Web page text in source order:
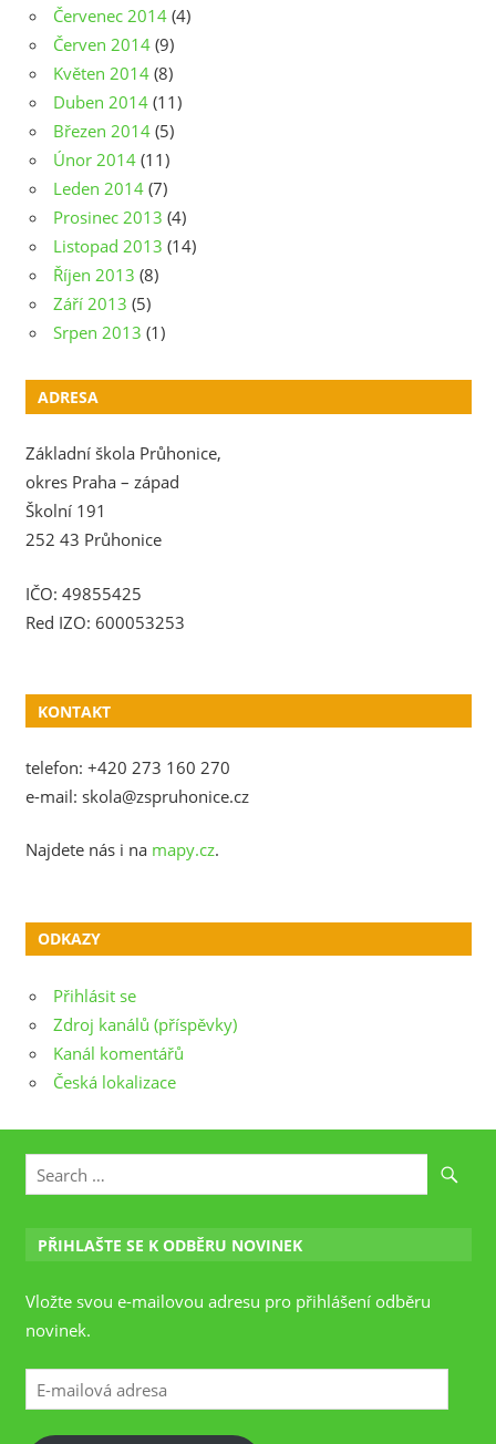
Červenec 2014 (4)
Červen 2014 (9)
Květen 2014 (8)
Duben 2014 (11)
Březen 2014 (5)
Únor 2014 (11)
Leden 2014 (7)
Prosinec 2013 (4)
Listopad 2013 (14)
Říjen 2013 (8)
Září 2013 (5)
Srpen 2013 (1)
ADRESA
Základní škola Průhonice,
okres Praha – západ
Školní 191
252 43 Průhonice
IČO: 49855425
Red IZO: 600053253
KONTAKT
telefon: +420 273 160 270
e-mail: skola@zspruhonice.cz
Najdete nás i na mapy.cz.
ODKAZY
Přihlásit se
Zdroj kanálů (příspěvky)
Kanál komentářů
Česká lokalizace
PŘIHLAŠTE SE K ODBĚRU NOVINEK
Vložte svou e-mailovou adresu pro přihlášení odběru
novinek.
E-
mailová